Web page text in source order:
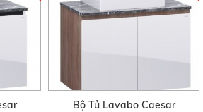
Bộ Tủ Lavabo Caesar